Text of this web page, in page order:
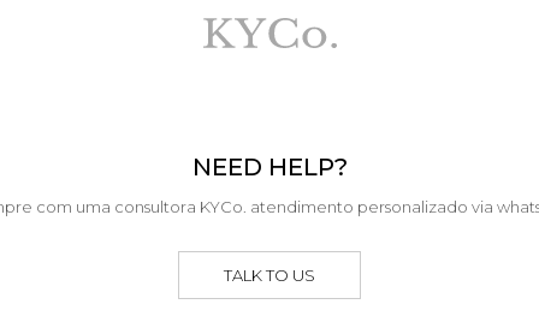
NEED HELP?
com uma consultora KYCo. atendimento personalizado via
TALK TO US